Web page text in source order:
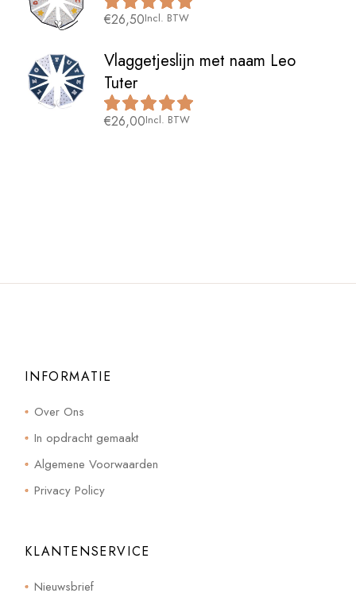
€26,50Incl. BTW
Vlaggetjeslijn met naam Leo
Tuter
€26,00Incl. BTW
INFORMATIE
Over Ons
In opdracht gemaakt
Algemene Voorwaarden
Privacy Policy
KLANTENSERVICE
Nieuwsbrief